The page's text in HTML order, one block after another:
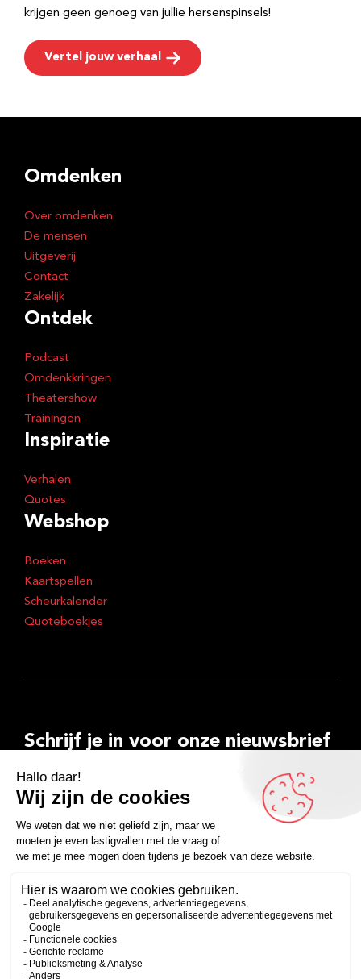
krijgen geen genoeg van jullie hersenspinsels!
Vertel jouw verhaal
Omdenken
Over omdenken
De mensen
Uitgeverij
Contact
Zakelijk
Ontdek
Podcast
Omdenkkringen
Theatershow
Trainingen
Inspiratie
Verhalen
Quotes
Webshop
Boeken
Kaartspellen
Scheurkalender
Quoteboekjes
Schrijf je in voor onze nieuwsbrief
E-
mailadres
Inschrijven
FacebookInstagramLinkedInYouTubeSpotify